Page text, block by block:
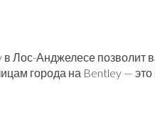
в Лос-Анджелесе позволит
города на Bentley — это